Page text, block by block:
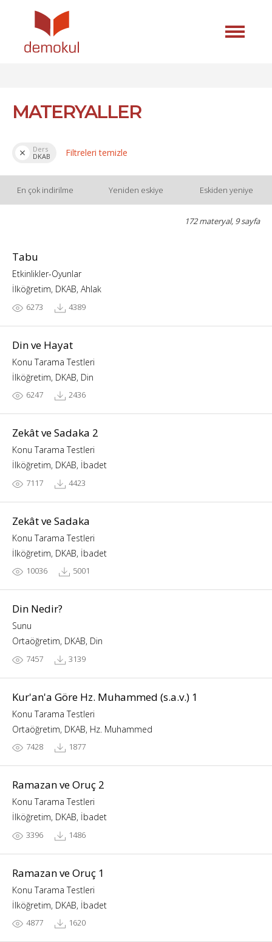
MATERYALLER
Ders
DKAB
Filtreleri temizle
En çok indirilme Yeniden eskiye Eskiden yeniye
172 materyal, 9 sayfa
Tabu
Etkinlikler-Oyunlar
İlköğretim, DKAB, Ahlak
6273 4389
Din ve Hayat
Konu Tarama Testleri
İlköğretim, DKAB, Din
6247 2436
Zekât ve Sadaka 2
Konu Tarama Testleri
İlköğretim, DKAB, İbadet
7117 4423
Zekât ve Sadaka
Konu Tarama Testleri
İlköğretim, DKAB, İbadet
10036 5001
Din Nedir?
Sunu
Ortaöğretim, DKAB, Din
7457 3139
Kur'an'a Göre Hz. Muhammed (s.a.v.) 1
Konu Tarama Testleri
Ortaöğretim, DKAB, Hz. Muhammed
7428 1877
Ramazan ve Oruç 2
Konu Tarama Testleri
İlköğretim, DKAB, İbadet
3396 1486
Ramazan ve Oruç 1
Konu Tarama Testleri
İlköğretim, DKAB, İbadet
4877 1620